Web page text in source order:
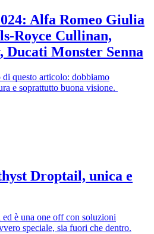
Alfa Romeo Giulia
Royce Cullinan,
Ducati Monster Senna
questo articolo: dobbiamo
e soprattutto buona visione.
Droptail, unica e
è una one off con soluzioni
speciale, sia fuori che dentro.